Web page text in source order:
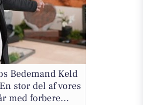
Bedemand Keld
stor del af vores
med forbere...